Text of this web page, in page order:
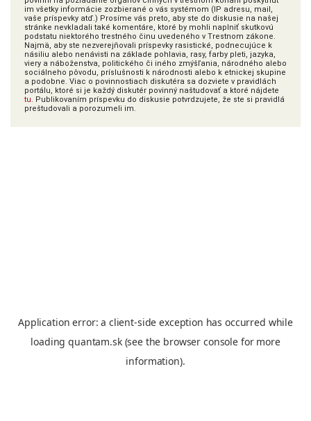
im všetky informácie zozbierané o vás systémom (IP adresu, mail,
vaše príspevky atď.) Prosíme vás preto, aby ste do diskusie na našej
stránke nevkladali také komentáre, ktoré by mohli naplniť skutkovú
podstatu niektorého trestného činu uvedeného v Trestnom zákone.
Najmä, aby ste nezverejňovali príspevky rasistické, podnecujúce k
násiliu alebo nenávisti na základe pohlavia, rasy, farby pleti, jazyka,
viery a náboženstva, politického či iného zmýšľania, národného alebo
sociálneho pôvodu, príslušnosti k národnosti alebo k etnickej skupine
a podobne. Viac o povinnostiach diskutéra sa dozviete v pravidlách
portálu, ktoré si je každý diskutér povinný naštudovať a ktoré nájdete
tu. Publikovaním príspevku do diskusie potvrdzujete, že ste si pravidlá
preštudovali a porozumeli im.